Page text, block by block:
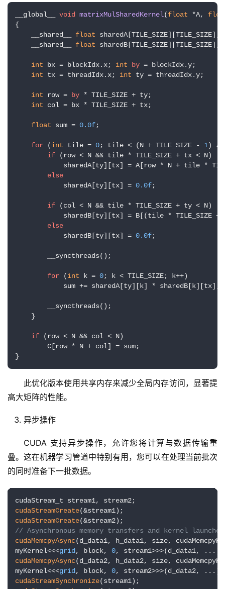
global__ void matrixMulSharedKernel(float *A,
{
    __shared__
float sharedA[TILE_SIZE][TILE_SIZE];
    __shared__
float sharedB[TILE_SIZE][TILE_SIZE];
int bx = blockIdx.x; int by = blockIdx.y;
int tx = threadIdx.x; int ty = threadIdx.y;
int row = by * TILE_SIZE + ty;
int col = bx * TILE_SIZE + tx;
float sum = 0.0f;
for (int tile = 0; tile < (N + TILE_SIZE - 1) /
if (row < N && tile * TILE_SIZE + tx < N)
sharedA[ty][tx] = A[row * N + tile *
else
            sharedA[ty][tx] =
0.0f;
if (col < N && tile * TILE_SIZE + ty < N)
sharedB[ty][tx] = B[(tile * TILE_SIZE +
else
            sharedB[ty][tx] =
0.0f;
        __syncthreads();
for (int k = 0; k < TILE_SIZE; k++)
            sum += sharedA[ty][k] * sharedB[k][tx];
        __syncthreads();
    }
if (row < N && col < N)
        C[row * N + col] = sum;
}
此优化版本使用共享内存来减少全局内存访问，显著提
高大矩阵的性能。
异步操作
CUDA 支持异步操作，允许您将计算与数据传输重
叠。这在机器学习管道中特别有用，您可以在处理当前批次
的同时准备下一批数据。
cudaStreamCreate
cudaStreamCreate
// Asynchronous memory transfers and kernel launches
cudaMemcpyAsync(d_data1, h_data1, size,
myKernel<<<grid , block, 0
cudaMemcpyAsync(d_data2, h_data2, size,
myKernel<<<grid , block, 0
cudaStreamSynchronize